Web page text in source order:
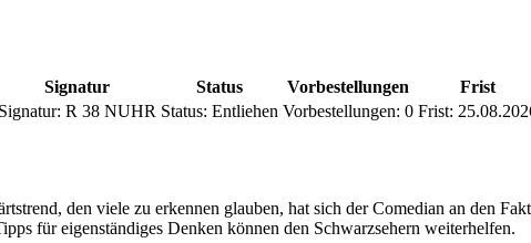
Signatur Status Vorbestellungen Frist
Signatur: R 38 NUHR Status: Entliehen Vorbestellungen: 0 Frist:
den viele zu erkennen glauben, hat sich der Comedian an den
für eigenständiges Denken können den Schwarzsehern weiterhelfen.